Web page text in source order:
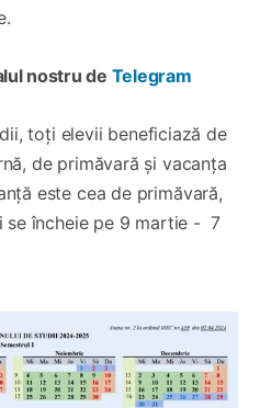
nostru de Telegram
toți elevii beneficiază de
de primăvară și vacanța
este cea de primăvară,
se încheie pe 9 martie - 7